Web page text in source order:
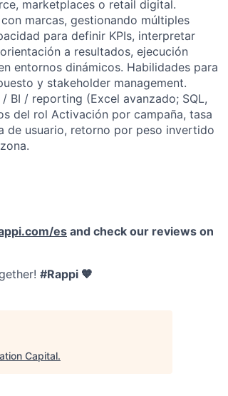
marketplaces o retail digital.
marcas, gestionando múltiples
para definir KPIs, interpretar
a resultados, ejecución
entornos dinámicos. Habilidades para
y stakeholder management.
/ reporting (Excel avanzado; SQL,
del rol Activación por campaña, tasa
de usuario, retorno por peso invertido
es and check our reviews on
#Rappi 🧡
Capital.